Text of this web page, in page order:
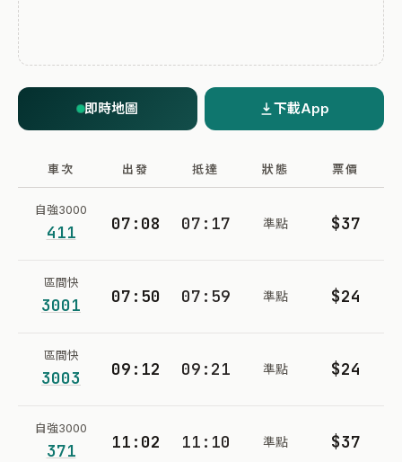
即時地圖 下載App
車次 出發 抵達 狀態 票價
自強3000
411 07:08 07:17 準點 $37
區間快
3001 07:50 07:59 準點 $24
區間快
3003 09:12 09:21 準點 $24
自強3000
371 11:02 11:10 準點 $37